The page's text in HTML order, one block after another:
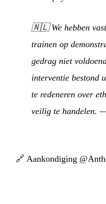
🇳🇱We hebben
trainen op
gedrag niet
interventie bestond
te redeneren over
veilig te handelen.
🔗 Aankondiging